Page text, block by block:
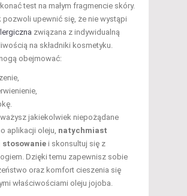
test na małym fragmencie skóry.
pozwoli upewnić się, że nie wystąpi
związana z indywidualną
na składniki kosmetyku.
obejmować:
jakiekolwiek niepożądane
aplikacji oleju, natychmiast
stosowanie i skonsultuj się z
Dzięki temu zapewnisz sobie
oraz komfort cieszenia się
właściwościami oleju jojoba.